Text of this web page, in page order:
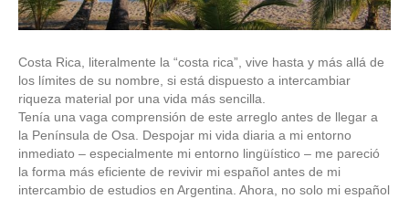
Costa Rica, literalmente la “costa rica”, vive hasta y más allá de
los límites de su nombre, si está dispuesto a intercambiar
riqueza material por una vida más sencilla.
Tenía una vaga comprensión de este arreglo antes de llegar a
la Península de Osa. Despojar mi vida diaria a mi entorno
inmediato – especialmente mi entorno lingüístico – me pareció
la forma más eficiente de revivir mi español antes de mi
intercambio de estudios en Argentina. Ahora, no solo mi español